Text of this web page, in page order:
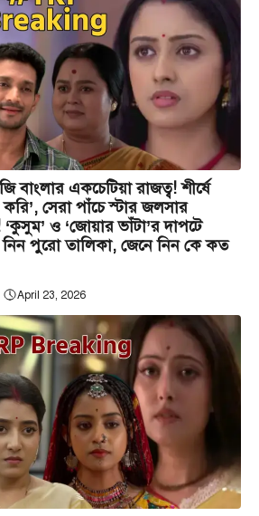
বাংলার একচেটিয়া রাজত্ব! শীর্ষে
করি’, সেরা পাঁচে স্টার জলসার
ও ‘জোয়ার ভাঁটা’র দাপটে
পুরো তালিকা, জেনে নিন কে কত
April 23, 2026